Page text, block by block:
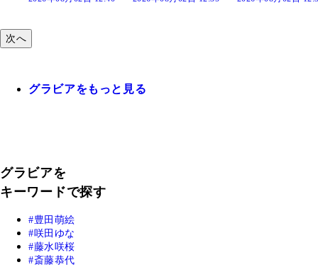
次へ
グラビアをもっと見る
グラビアを
キーワードで探す
豊田萌絵
咲田ゆな
藤水咲桜
斎藤恭代